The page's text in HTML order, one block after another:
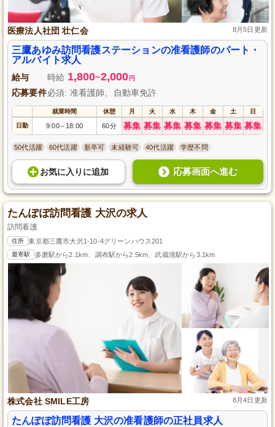
医療法人社団 壮仁会 8月5日更新
三鷹あゆみ訪問看護ステーションの准看護師のパート・
アルバイト求人
給与 時給 1,800~2,000 円
応募要件必須: 准看護師、自動車免許
就業時間 休憩 月 火 水 木 金 土 日
日勤 9:00～ 18:00 60分 募集 募集 募集 募集 募集 募集 募集
50代活躍 60代活躍 新卒可 未経験可 40代活躍 学歴不問
お気に入り に追加 応募画面へ進む
たんぽぽ訪問看護 大沢の求人
訪問看護
住所 東京都三鷹市大沢1-10-4グリーンハウス201
最寄駅 多磨駅から2.1km、調布駅から2.5km、武蔵境駅から3.1km
株式会社 SMILE工房 8月4日更新
たんぽぽ訪問看護 大沢の准看護師の正社員求人